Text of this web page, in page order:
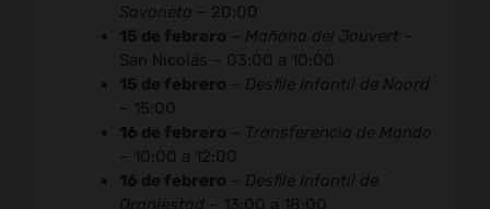
Savaneta – 20:00
15 de febrero – Mañana del Jouvert –
San Nicolás – 03:00 a 10:00
15 de febrero – Desfile Infantil de Noord
– 15:00
16 de febrero – Transferencia de Mando
– 10:00 a 12:00
16 de febrero – Desfile Infantil de
Oranjestad – 13:00 a 18:00